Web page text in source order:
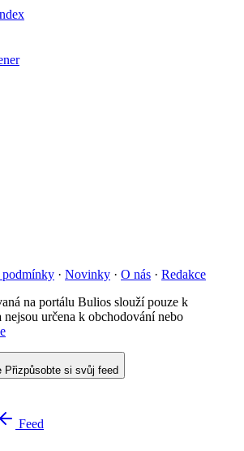
· Novinky · O nás · Redakce
na portálu Bulios slouží pouze k
určena k obchodování nebo
Přizpůsobte si svůj feed
Feed